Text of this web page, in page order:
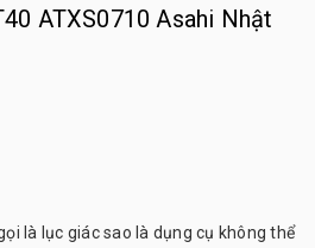
ATXS0710 Asahi Nhật
là lục giác sao là dụng cụ không thể